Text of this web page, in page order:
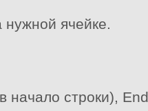
ячейке.
строки),